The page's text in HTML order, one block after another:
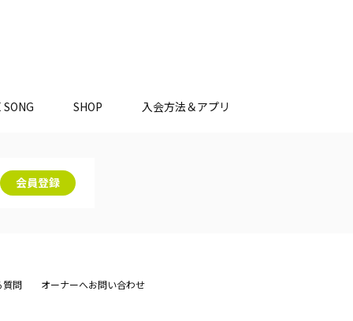
SHOP 入会方法＆アプリ
会員登録
質問 オーナーへお問い合わせ